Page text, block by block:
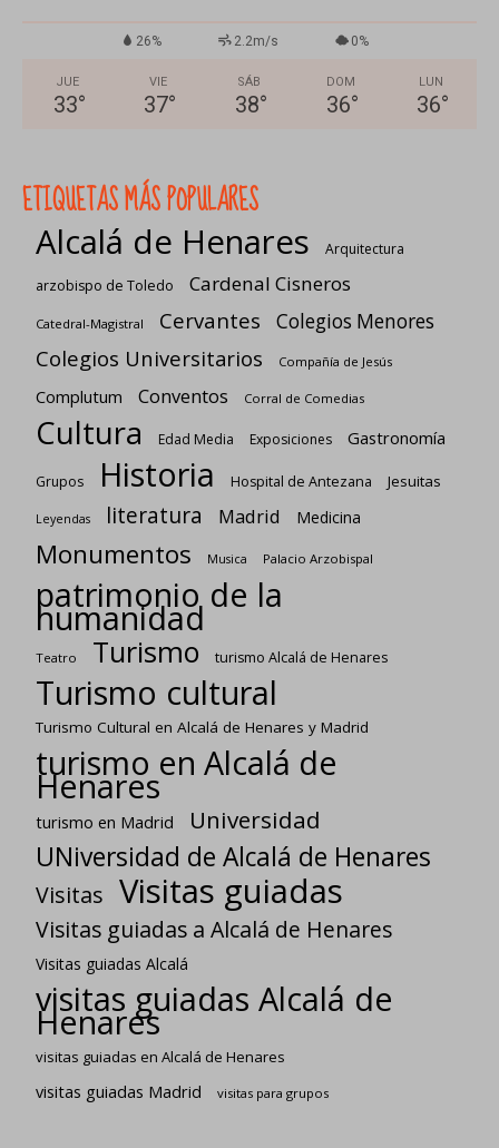
26% 2.2m/s 0%
JUE
33°
VIE
37°
SÁB
38°
DOM
36°
LUN
36°
ETIQUETAS MÁS POPULARES
Alcalá de Henares
Arquitectura
arzobispo de Toledo
Cardenal Cisneros
Catedral-Magistral Cervantes Colegios Menores
Colegios Universitarios Compañía de Jesús
Complutum Conventos Corral de Comedias
Cultura Edad Media Exposiciones Gastronomía
Grupos Historia Hospital de Antezana Jesuitas
Leyendas literatura Madrid Medicina
Monumentos Musica Palacio Arzobispal
patrimonio de la
humanidad
Teatro Turismo turismo Alcalá de Henares
Turismo cultural
Turismo Cultural en Alcalá de Henares y Madrid
turismo en Alcalá de
Henares
turismo en Madrid Universidad
UNiversidad de Alcalá de Henares
Visitas Visitas guiadas
Visitas guiadas a Alcalá de Henares
Visitas guiadas Alcalá
visitas guiadas Alcalá de
Henares
visitas guiadas en Alcalá de Henares
visitas guiadas Madrid visitas para grupos